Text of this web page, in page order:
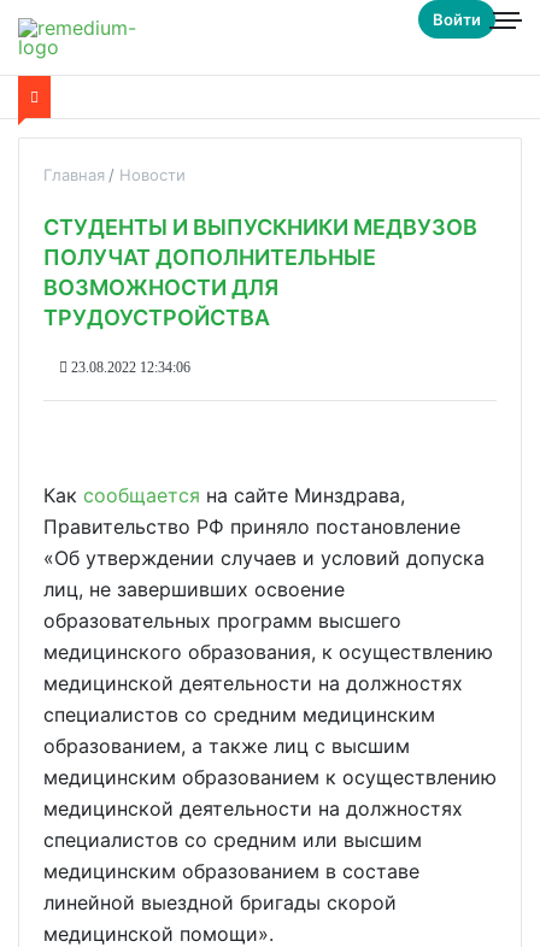
Войти
Главная Новости
СТУДЕНТЫ И ВЫПУСКНИКИ МЕДВУЗОВ
ПОЛУЧАТ ДОПОЛНИТЕЛЬНЫЕ
ВОЗМОЖНОСТИ ДЛЯ
ТРУДОУСТРОЙСТВА
23.08.2022 12:34:06
Как сообщается на сайте Минздрава,
Правительство РФ приняло постановление
«Об утверждении случаев и условий допуска
лиц, не завершивших освоение
образовательных программ высшего
медицинского образования, к осуществлению
медицинской деятельности на должностях
специалистов со средним медицинским
образованием, а также лиц с высшим
медицинским образованием к осуществлению
медицинской деятельности на должностях
специалистов со средним или высшим
медицинским образованием в составе
линейной выездной бригады скорой
медицинской помощи».